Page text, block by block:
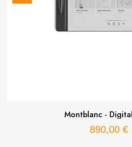
Montblanc -
890,00 €